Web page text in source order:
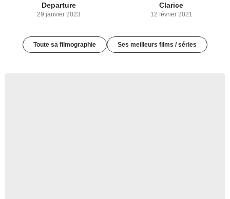
Departure
29 janvier 2023
Clarice
12 février 2021
Toute sa filmographie Ses meilleurs films / séries